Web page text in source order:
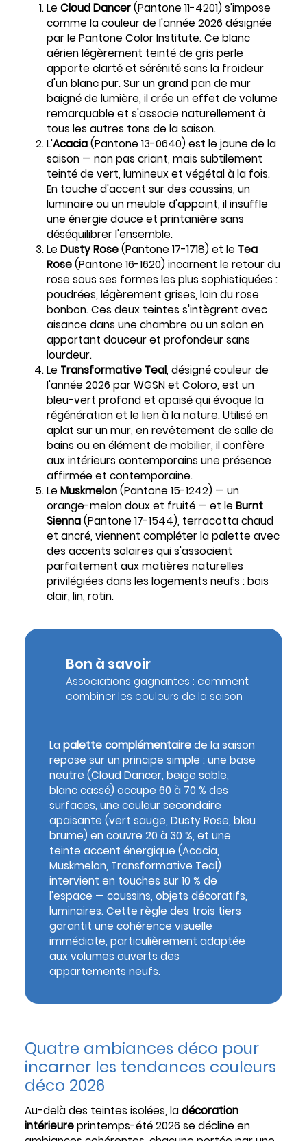
Le Cloud Dancer(Pantone 11-4201) s'impose
comme la couleur de l'année 2026 désignée
par le Pantone Color Institute. Ce blanc
aérien légèrement teinté de gris perle
apporte clarté et sérénité sans la froideur
d'un blanc pur. Sur un grand pan de mur
baigné de lumière, il crée un effet de volume
remarquable et s'associe naturellement à
tous les autres tons de la saison.
L'Acacia(Pantone 13-0640) est le jaune de la
saison — non pas criant, mais subtilement
teinté de vert, lumineux et végétal à la fois.
En touche d'accent sur des coussins, un
luminaire ou un meuble d'appoint, il insuffle
une énergie douce et printanière sans
déséquilibrer l'ensemble.
Le Dusty Rose(Pantone 17-1718) et le Tea
Rose(Pantone 16-1620) incarnent le retour du
rose sous ses formes les plus sophistiquées :
poudrées, légèrement grises, loin du rose
bonbon. Ces deux teintes s'intègrent avec
aisance dans une chambre ou un salon en
apportant douceur et profondeur sans
lourdeur.
Le Transformative Teal, désigné couleur de
l'année 2026 par WGSN et Coloro, est un
bleu-vert profond et apaisé qui évoque la
régénération et le lien à la nature. Utilisé en
aplat sur un mur, en revêtement de salle de
bains ou en élément de mobilier, il confère
aux intérieurs contemporains une présence
affirmée et contemporaine.
Le Muskmelon(Pantone 15-1242) — un
orange-melon doux et fruité — et le Burnt
Sienna(Pantone 17-1544), terracotta chaud
et ancré, viennent compléter la palette avec
des accents solaires qui s'associent
parfaitement aux matières naturelles
privilégiées dans les logements neufs : bois
clair, lin, rotin.
Bon à savoir
Associations gagnantes : comment
combiner les couleurs de la saison
La palette complémentairede la saison
repose sur un principe simple : une base
neutre (Cloud Dancer, beige sable,
blanc cassé) occupe 60 à 70 % des
surfaces, une couleur secondaire
apaisante (vert sauge, Dusty Rose, bleu
brume) en couvre 20 à 30 %, et une
teinte accent énergique (Acacia,
Muskmelon, Transformative Teal)
intervient en touches sur 10 % de
l'espace — coussins, objets décoratifs,
luminaires. Cette règle des trois tiers
garantit une cohérence visuelle
immédiate, particulièrement adaptée
aux volumes ouverts des
appartements neufs.
Quatre ambiances déco pour
incarner les tendances couleurs
déco 2026
Au-delà des teintes isolées, ladécoration
intérieureprintemps-été 2026 se décline en